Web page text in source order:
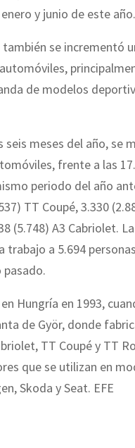
y junio de este año.
se incrementó
de modelos
seis meses del año, se
frente a las
periodo del año
TT Coupé, 3.330
(5.748) A3 Cabriolet.
trabajo a 5.694
pasado.
Hungría en 1993,
de Györ, donde
TT Coupé y TT
que se utilizan en
Skoda y Seat. EFE